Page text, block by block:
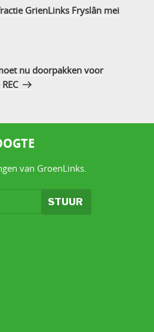
GrienLinks Fryslân mei
nu doorpakken voor
van GroenLinks.